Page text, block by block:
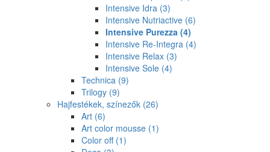
Intensive Idra (3)
Intensive Nutriactive (6)
Intensive Purezza (4)
Intensive Re-Integra (4)
Intensive Relax (3)
Intensive Sole (4)
Technica (9)
Trilogy (9)
Hajfestékek, színezők (26)
Art (6)
Art color mousse (1)
Color off (1)